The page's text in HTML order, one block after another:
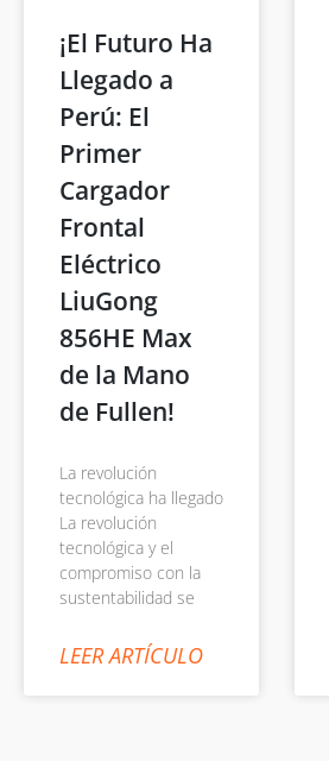
¡El Futuro Ha
Llegado a
Perú: El
Primer
Cargador
Frontal
Eléctrico
LiuGong
856HE Max
de la Mano
de Fullen!
La revolución
tecnológica ha llegado
La revolución
tecnológica y el
compromiso con la
sustentabilidad se
LEER ARTÍCULO